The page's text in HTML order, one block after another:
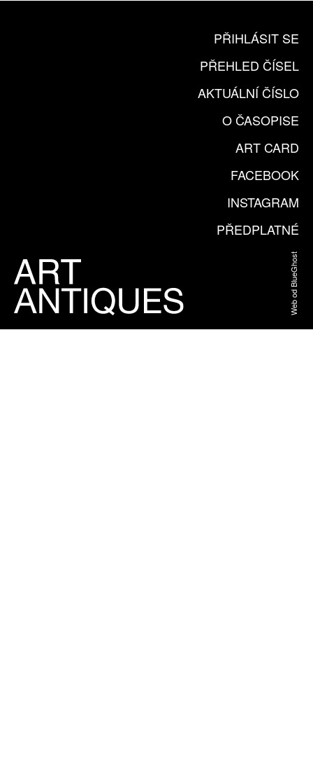
PŘIHLÁSIT SE
PŘEHLED ČÍSEL
AKTUÁLNÍ ČÍSLO
O ČASOPISE
ART CARD
FACEBOOK
INSTAGRAM
PŘEDPLATNÉ
Web od BlueGhost